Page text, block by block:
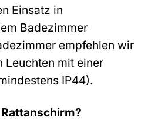
Einsatz in
Badezimmer
empfehlen wir
Leuchten mit einer
IP44).